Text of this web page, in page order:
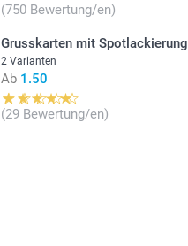
(750 Bewertung/en)
Grusskarten mit Spotlackierung
2 Varianten
Ab 1.50
(29 Bewertung/en)